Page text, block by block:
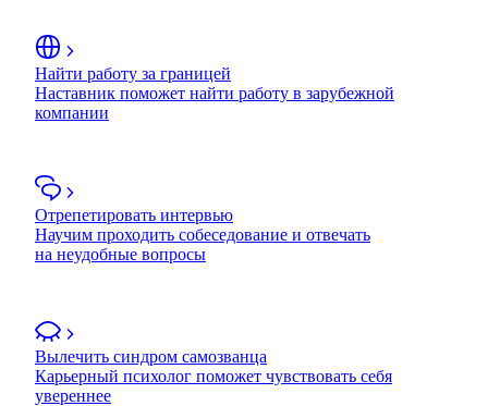
Найти работу за границей
Наставник поможет найти работу в зарубежной
компании
Отрепетировать интервью
Научим проходить собеседование и отвечать
на неудобные вопросы
Вылечить синдром самозванца
Карьерный психолог поможет чувствовать себя
увереннее